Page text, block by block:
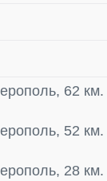
62
52
28